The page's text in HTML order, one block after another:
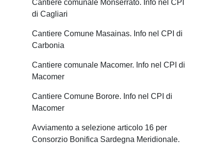
Cantiere comunale Monserrato. Info nel CPI
di Cagliari
Cantiere Comune Masainas. Info nel CPI di
Carbonia
Cantiere comunale Macomer. Info nel CPI di
Macomer
Cantiere Comune Borore. Info nel CPI di
Macomer
Avviamento a selezione articolo 16 per
Consorzio Bonifica Sardegna Meridionale.